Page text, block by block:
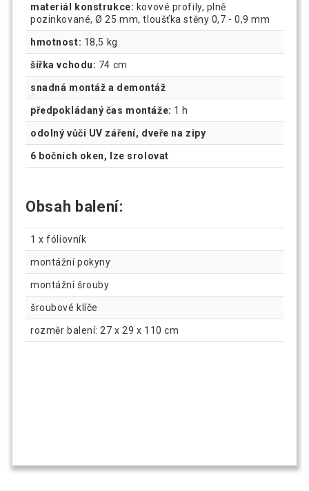
materiál konstrukce: kovové profily, plně
pozinkované, Ø 25 mm, tloušťka stěny 0,7 - 0,9 mm
hmotnost: 18,5 kg
šířka vchodu: 74 cm
snadná montáž a demontáž
předpokládaný čas montáže: 1 h
odolný vůči UV záření, dveře na zipy
6 bočních oken, lze srolovat
Obsah balení:
1 x fóliovník
montážní pokyny
montážní šrouby
šroubové klíče
rozměr balení: 27 x 29 x 110 cm